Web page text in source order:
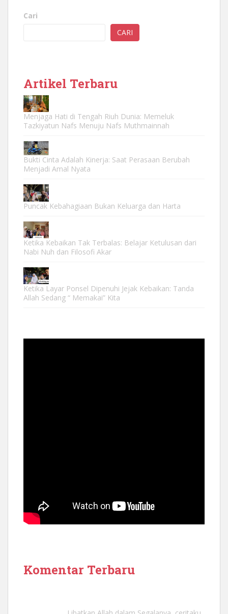
Cari
CARI
Artikel Terbaru
Menjaga Hati di Tengah Riuh Dunia: Memeluk
Tazkiyatun Nafs Menuju Nafs Muthmainnah
Bukti Cinta Adalah Kinerja: Saat Perasaan Berubah
Menjadi Amal Nyata
Puncak Kebahagiaan Bukan Keluarga dan Harta
Ketika Kebaikan Tak Terbalas: Belajar Ketulusan dari
Nabi Nuh dan Filosofi Akar
Ketika Layar Ponsel Dipenuhi Jejak Kebaikan: Tanda
Allah Sedang “ Memakai” Kita
Komentar Terbaru